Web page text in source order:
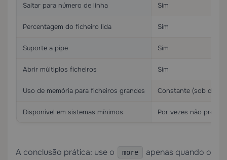
Saltar para número de linha Sim
Percentagem do ficheiro lida Sim
Suporte a pipe Sim
Abrir múltiplos ficheiros Sim
Uso de memória para ficheiros grandes Constante (sob
Disponível em sistemas mínimos Por vezes não pré-
A conclusão prática: use o more apenas quando o